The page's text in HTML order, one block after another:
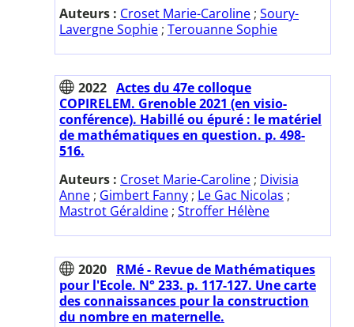
Auteurs : Croset Marie-Caroline ; Soury-
Lavergne Sophie ; Terouanne Sophie
2022 Actes du 47e colloque
COPIRELEM. Grenoble 2021 (en visio-
conférence). Habillé ou épuré : le matériel
de mathématiques en question. p. 498-
516.
Auteurs : Croset Marie-Caroline ; Divisia
Anne ; Gimbert Fanny ; Le Gac Nicolas ;
Mastrot Géraldine ; Stroffer Hélène
2020 RMé - Revue de Mathématiques
pour l'Ecole. N° 233. p. 117-127. Une carte
des connaissances pour la construction
du nombre en maternelle.